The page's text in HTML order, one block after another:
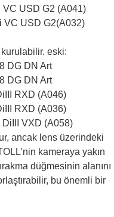
VC USD G2 (A041)
VC USD G2(A032)
eski:
DG DN Art
DG DN Art
RXD (A046)
RXD (A036)
VXD (A058)
ancak lens üzerindeki
kameraya yakın
düğmesinin alanını
bu önemli bir